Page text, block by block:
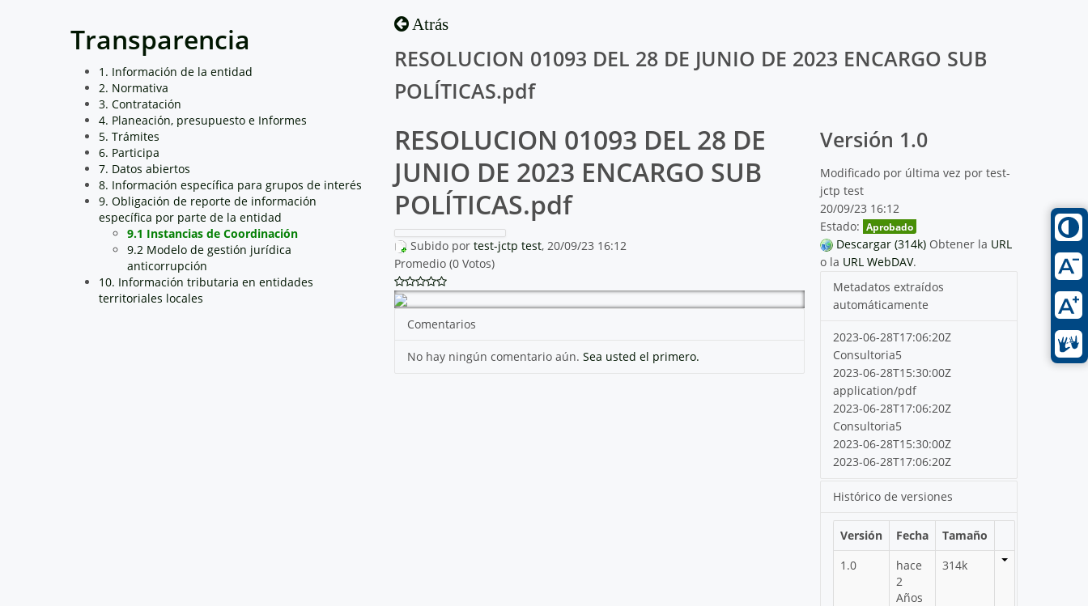
Transparencia
1. Información de la entidad
2. Normativa
3. Contratación
4. Planeación, presupuesto e Informes
5. Trámites
6. Participa
7. Datos abiertos
8. Información específica para grupos de interés
9. Obligación de reporte de información
específica por parte de la entidad
9.1 Instancias de Coordinación
9.2 Modelo de gestión jurídica
anticorrupción
10. Información tributaria en entidades
territoriales locales
Atrás
RESOLUCION 01093 DEL 28 DE JUNIO DE 2023 ENCARGO SUB
POLÍTICAS.pdf
RESOLUCION 01093 DEL 28 DE
JUNIO DE 2023 ENCARGO SUB
POLÍTICAS.pdf
Subido por test-jctp test, 20/09/23 16:12
Promedio (0 Votos)
Comentarios
No hay ningún comentario aún. Sea usted el primero.
Versión 1.0
Modificado por última vez por test-
jctp test
20/09/23 16:12
Estado: Aprobado
Descargar (314k) Obtener la URL
o la URL WebDAV.
Metadatos extraídos
automáticamente
2023-06-28T17:06:20Z
Consultoria5
2023-06-28T15:30:00Z
application/pdf
2023-06-28T17:06:20Z
Consultoria5
2023-06-28T15:30:00Z
2023-06-28T17:06:20Z
Histórico de versiones
Versión Fecha
Tamaño
1.0
hace
2
Años
314k